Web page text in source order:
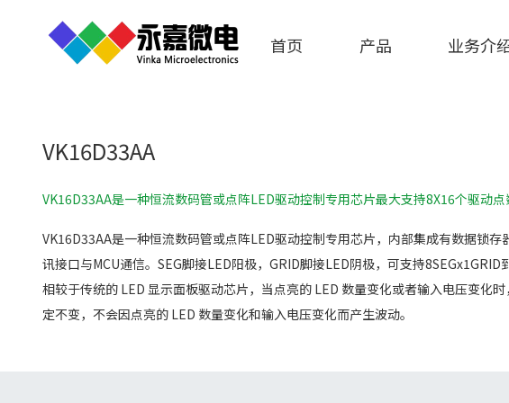
首页 产品 业务介
VK16D33AA
VK16D33AA是一种恒流数码管或点阵LED驱动控制专用芯片最大支持8X16个驱动点
VK16D33AA是一种恒流数码管或点阵LED驱动控制专用芯片，内部集成有数据锁
讯接口与MCU通信。SEG脚接LED阳极，GRID脚接LED阴极，可支持
相较于传统的 LED 显示面板驱动芯片，当点亮的 LED 数量变化或者输入电压变化
定不变，不会因点亮的 LED 数量变化和输入电压变化而产生波动。